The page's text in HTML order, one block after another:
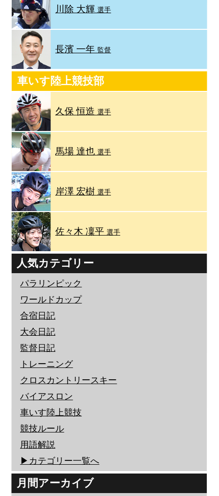
川除 大輝選手
長濱 一年 監督
車いす陸上競技部
久保 恒造選手
馬場 達也選手
岸澤 宏樹 選手
佐々木 凜平 選手
人気カテゴリー
パラリンピック
ワールドカップ
合宿日記
大会日記
監督日記
トレーニング
クロスカントリースキー
バイアスロン
車いす陸上競技
競技ルール
用語解説
▶︎カテゴリー一覧へ
月間アーカイブ